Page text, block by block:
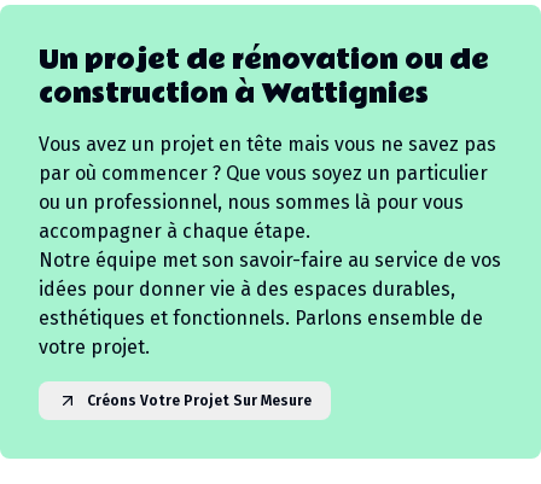
Un projet de rénovation ou de
construction àWattignies
Vous avez un projet en tête mais vous ne savez pas
par où commencer ? Que vous soyez un particulier
ou un professionnel, nous sommes là pour vous
accompagner à chaque étape.
Notre équipe met son savoir-faire au service de vos
idées pour donner vie à des espaces durables,
esthétiques et fonctionnels. Parlons ensemble de
votre projet.
Créons Votre Projet Sur Mesure